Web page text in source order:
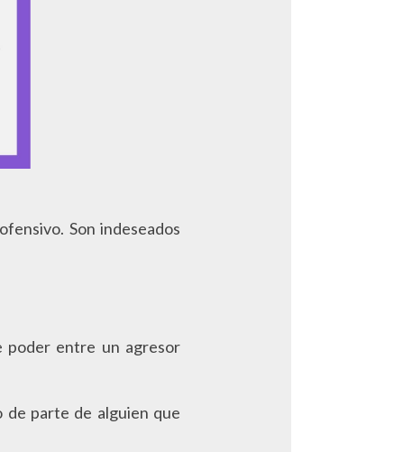
Son indeseados
poder entre un agresor
de parte de alguien que